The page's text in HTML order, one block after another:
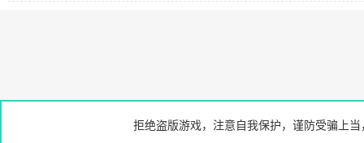
拒绝盗版游戏，注意自我保护，谨防受骗上